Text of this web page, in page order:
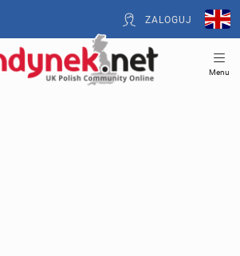
ZALOGUJ
Menu